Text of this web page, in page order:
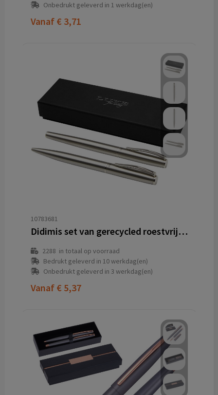
Onbedrukt geleverd in 1 werkdag(en)
Vanaf € 3,71
10783681
Didimis set van gerecycled roestvrijstalen balpen en rollerbalpen (zwarte inkt)
2288 in totaal op voorraad
Bedrukt geleverd in 10 werkdag(en)
Onbedrukt geleverd in 3 werkdag(en)
Vanaf € 5,37